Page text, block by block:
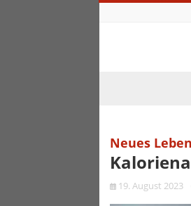
Neues
19. August 2023